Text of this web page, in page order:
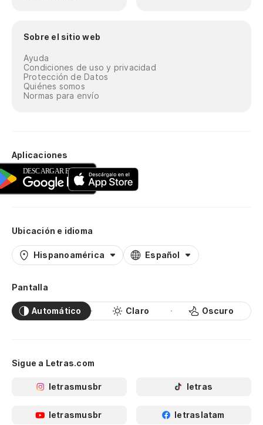
Sobre el sitio web
Ayuda
Condiciones de uso y privacidad
Protección de Datos
Quiénes somos
Normas para envío
Aplicaciones
Ubicación e idioma
Hispanoamérica Español
Pantalla
Automático Claro Oscuro
Sigue a Letras.com
letrasmusbr letras
letrasmusbr letraslatam